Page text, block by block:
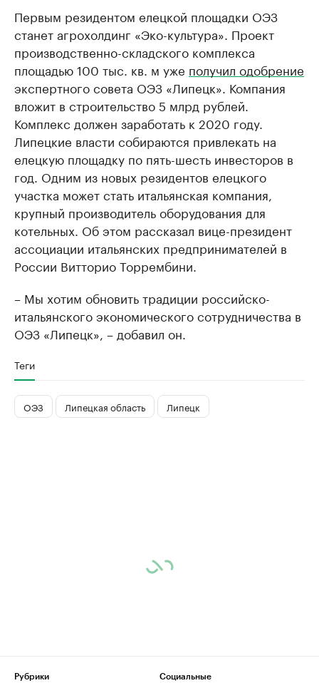
Первым резидентом елецкой площадки ОЭЗ
станет агрохолдинг «Эко-культура». Проект
производственно-складского комплекса
площадью 100 тыс. кв. м уже получил одобрение
экспертного совета ОЭЗ «Липецк». Компания
вложит в строительство 5 млрд рублей.
Комплекс должен заработать к 2020 году.
Липецкие власти собираются привлекать на
елецкую площадку по пять-шесть инвесторов в
год. Одним из новых резидентов елецкого
участка может стать итальянская компания,
крупный производитель оборудования для
котельных. Об этом рассказал вице-президент
ассоциации итальянских предпринимателей в
России Витторио Торрембини.
– Мы хотим обновить традиции российско-
итальянского экономического сотрудничества в
ОЭЗ «Липецк», – добавил он.
Теги
ОЭЗ Липецкая область Липецк
Рубрики
Социальные